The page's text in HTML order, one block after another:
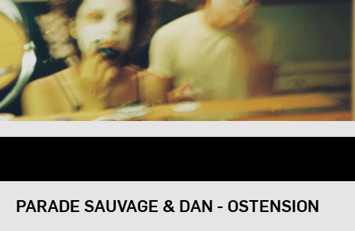
PARADE SAUVAGE & DAN - OSTENSION